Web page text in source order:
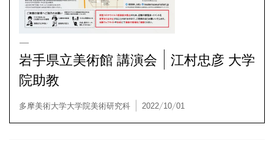
多摩美術大学大学院美術研究科 | 2022/10/01
岩手県立美術館 講演会｜江村忠彦 大学
院助教